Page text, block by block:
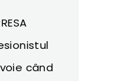
când